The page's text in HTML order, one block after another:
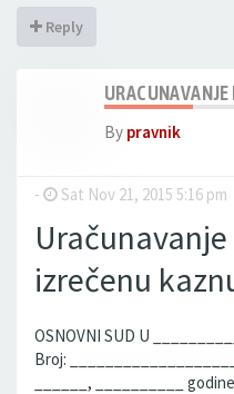
Reply
By pravnik
- Sat Nov 21, 2015 5:16 pm
izrečenu
OSNOVNI SUD U __________
Broj:
______, __________ godine